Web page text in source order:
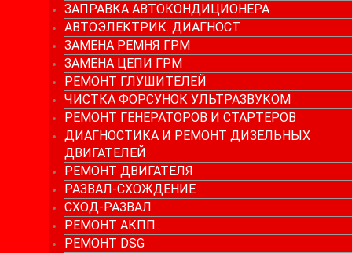
ЗАПРАВКА АВТОКОНДИЦИОНЕРА
АВТОЭЛЕКТРИК. ДИАГНОСТ.
ЗАМЕНА РЕМНЯ ГРМ
ЗАМЕНА ЦЕПИ ГРМ
РЕМОНТ ГЛУШИТЕЛЕЙ
ЧИСТКА ФОРСУНОК УЛЬТРАЗВУКОМ
РЕМОНТ ГЕНЕРАТОРОВ И СТАРТЕРОВ
ДИАГНОСТИКА И РЕМОНТ ДИЗЕЛЬНЫХ
ДВИГАТЕЛЕЙ
РЕМОНТ ДВИГАТЕЛЯ
РАЗВАЛ-СХОЖДЕНИЕ
СХОД-РАЗВАЛ
РЕМОНТ АКПП
РЕМОНТ DSG